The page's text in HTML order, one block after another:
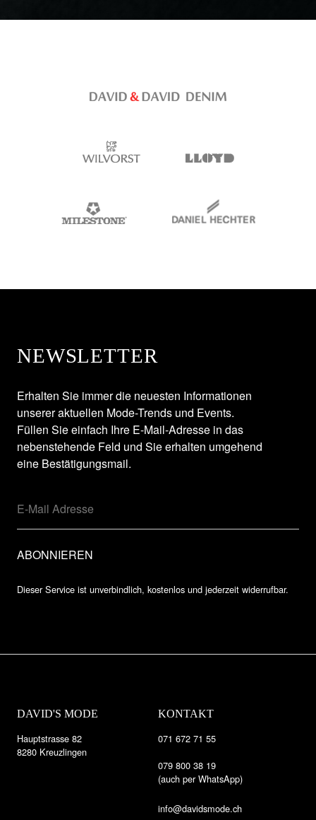
NEWSLETTER
Erhalten Sie immer die neuesten Informationen
unserer aktuellen Mode-Trends und Events.
Füllen Sie einfach Ihre E-Mail-Adresse in das
nebenstehende Feld und Sie erhalten umgehend
eine Bestätigungsmail.
Dieser Service ist unverbindlich, kostenlos und jederzeit widerrufbar.
DAVID'S MODE
Hauptstrasse 82
8280 Kreuzlingen
KONTAKT
071 672 71 55
079 800 38 19
(auch per WhatsApp)
info@davidsmode.ch